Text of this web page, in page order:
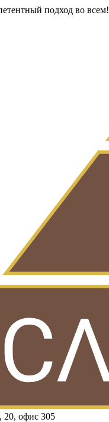
подход во всем!
20, офис 305